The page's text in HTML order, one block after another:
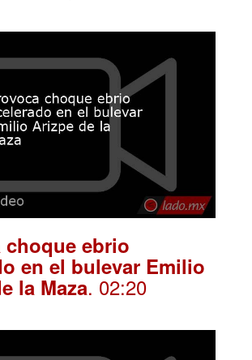
choque ebrio
en el bulevar Emilio
la Maza. 02:20